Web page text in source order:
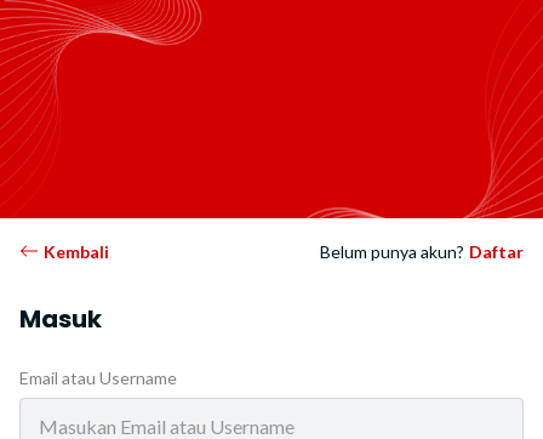
Kembali Belum punya akun? Daftar
Masuk
Email atau Username